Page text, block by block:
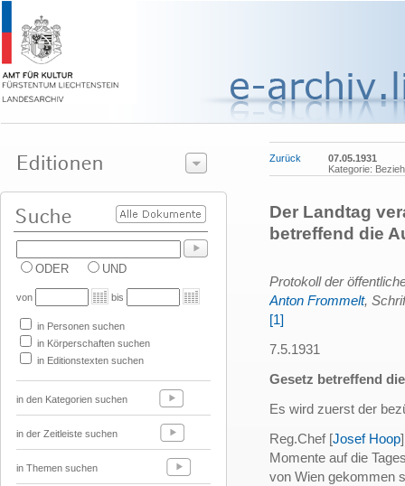
ODER UND
von bis
in Personen suchen
in Körperschaften suchen
in Editionstexten suchen
in den Kategorien suchen
in der Zeitleiste suchen
in Themen suchen
Zurück
07.05.1931
Kategorie:
Der Landtag
betreffend die
Protokoll der
Anton Frommelt,
[1]
7.5.1931
Gesetz betreffend
Es wird zuerst der
Reg.Chef [Josef Hoop
Momente auf die
von Wien gekommen